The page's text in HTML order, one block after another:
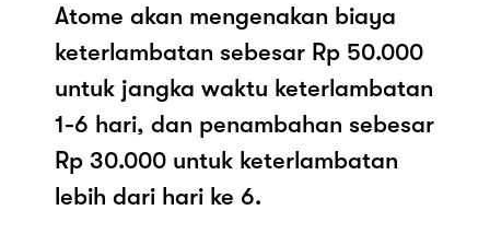
Atome akan mengenakan biaya
keterlambatan sebesar Rp 50.000
untuk jangka waktu keterlambatan
1-6 hari, dan penambahan sebesar
Rp 30.000 untuk keterlambatan
lebih dari hari ke 6.